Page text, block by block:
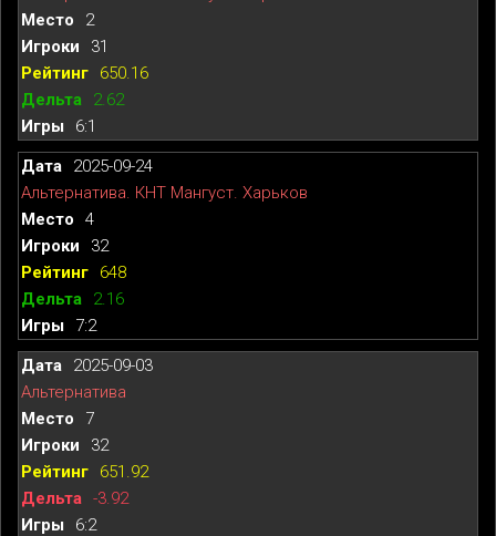
2
31
650.16
2.62
6:1
2025-09-24
Альтернатива. КНТ Мангуст. Харьков
4
32
648
2.16
7:2
2025-09-03
Альтернатива
7
32
651.92
-3.92
6:2